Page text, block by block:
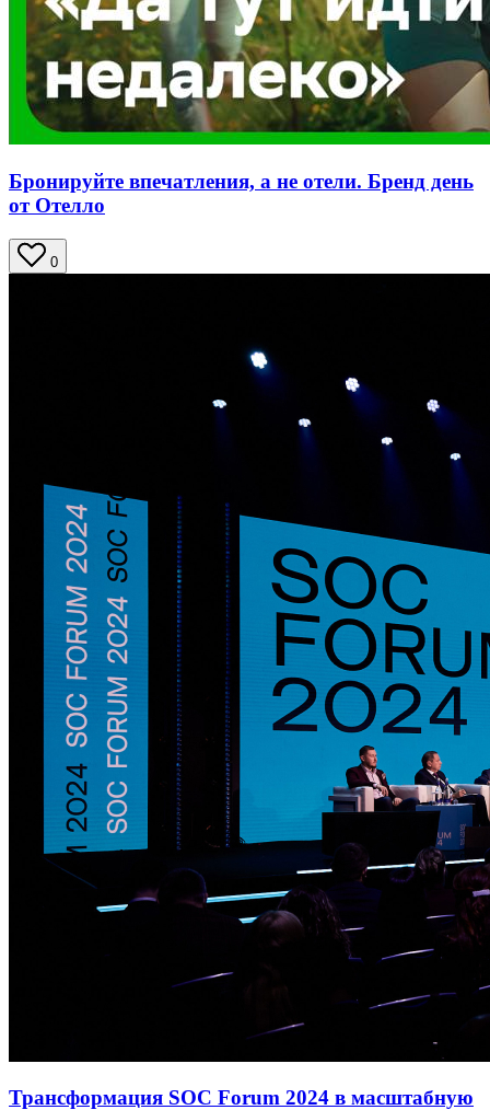
Бронируйте впечатления, а не отели. Бренд день
от Отелло
0
Трансформация SOC Forum 2024 в масштабную